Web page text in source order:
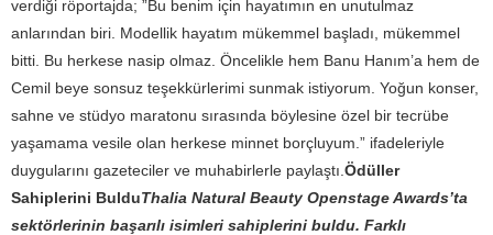
verdiği röportajda; ”Bu benim için hayatımın en unutulmaz
anlarından biri. Modellik hayatım mükemmel başladı, mükemmel
bitti. Bu herkese nasip olmaz. Öncelikle hem Banu Hanım’a hem de
Cemil beye sonsuz teşekkürlerimi sunmak istiyorum. Yoğun konser,
sahne ve stüdyo maratonu sırasında böylesine özel bir tecrübe
yaşamama vesile olan herkese minnet borçluyum.” ifadeleriyle
duygularını gazeteciler ve muhabirlerle paylaştı. Ödüller
Sahiplerini BulduThalia Natural Beauty Openstage Awards’ta
sektörlerinin başarılı isimleri sahiplerini buldu. Farklı